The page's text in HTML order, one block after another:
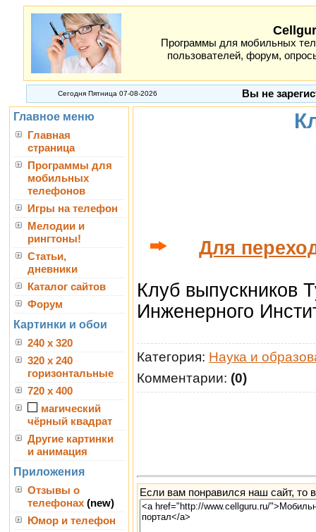
Программы для мобильных
пользователей, форум,
Сегодня Пятница 07-08-2026 Вы не
Главное меню
Главная
страница
Программы для
мобильных
телефонов
Игры на телефон
Мелодии и
рингтоны!
Статьи,
дневники
Каталог сайтов
Форум
Картинки и обои
240 x 320
320 x 240
горизонтальные
720 x 400
магический
чёрный квадрат
Другие картинки
и анимация
Приложения
Отзывы о
телефонах (new)
Юмор и телефон
Для
Клуб выпускников
Инженерного
Категория: Наука и
Комментарии: (0)
Если вам понравился наш сайт, то